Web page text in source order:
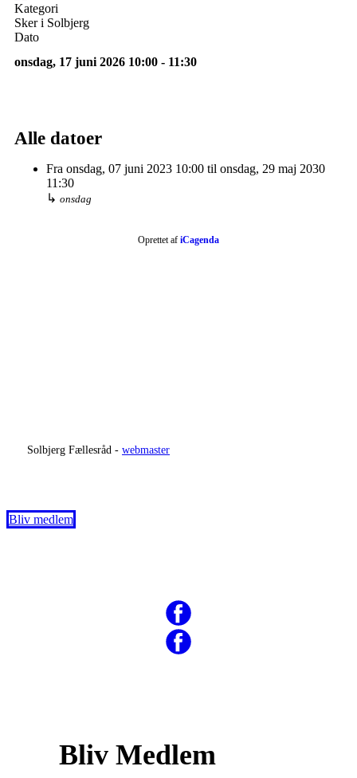
Kategori
Sker i Solbjerg
Dato
onsdag, 17 juni 2026 10:00 - 11:30
Alle datoer
Fra onsdag, 07 juni 2023 10:00 til onsdag, 29 maj 2030
11:30
↳ onsdag
Oprettet af iCagenda
Solbjerg Fællesråd - webmaster
Bliv medlem
Bliv Medlem